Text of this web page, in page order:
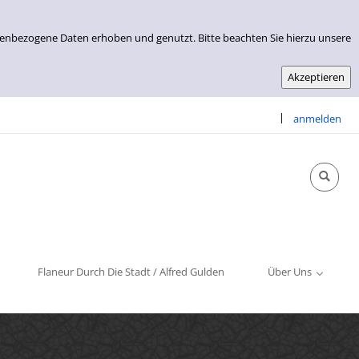
Daten erhoben und genutzt. Bitte beachten Sie hierzu unsere
| anmelden
Flaneur Durch Die Stadt / Alfred Gulden
Über Uns